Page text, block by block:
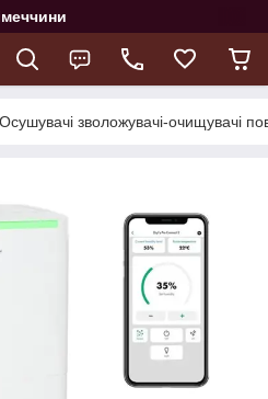
Осушувачі зволожувачі-очищувачі